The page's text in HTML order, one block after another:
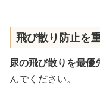
飛び散り防止を
尿の飛び散りを最優
んでください。